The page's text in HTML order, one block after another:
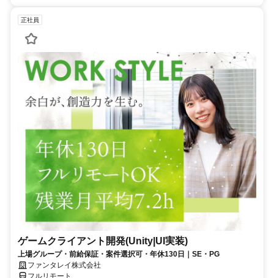
正社員
ゲームクライアント開発(Unity|UI実装)
上場グループ・前給保証・案件選択可・年休130日｜SE・PG
ファンタレイ株式会社